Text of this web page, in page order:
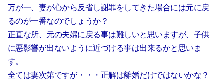
万が一、妻が心から反省し謝罪をしてきた場合には元に戻
るのが一番なのでしょうか？
正直な所、元の夫婦に戻る事は難しいと思いますが、子供
に悪影響が出ないように近づける事は出来るかと思いま
す。
全ては妻次第ですが・・・正解は離婚だけではないかな？